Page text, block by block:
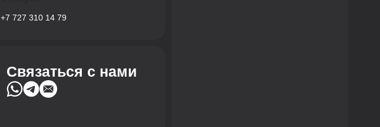
+7 727 310 14 79
Связаться с нами